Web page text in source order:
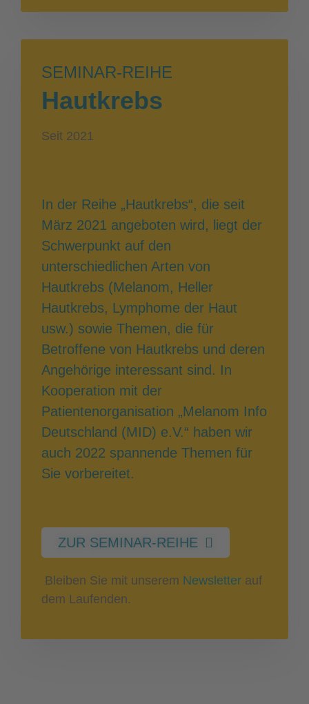
SEMINAR-REIHE
Hautkrebs
Seit 2021
In der Reihe „Hautkrebs“, die seit
März 2021 angeboten wird, liegt der
Schwerpunkt auf den
unterschiedlichen Arten von
Hautkrebs (Melanom, Heller
Hautkrebs, Lymphome der Haut
usw.) sowie Themen, die für
Betroffene von Hautkrebs und deren
Angehörige interessant sind. In
Kooperation mit der
Patientenorganisation „Melanom Info
Deutschland (MID) e.V.“ haben wir
auch 2022 spannende Themen für
Sie vorbereitet.
ZUR SEMINAR-REIHE
Bleiben Sie mit unserem Newsletter auf
dem Laufenden.